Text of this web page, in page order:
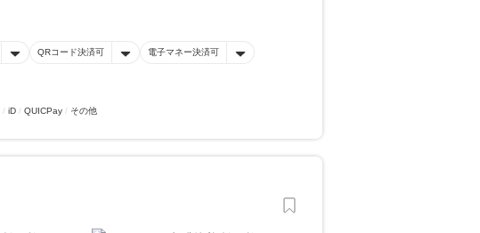
QRコード決済可 電子マネー決済可
iD QUICPay その他